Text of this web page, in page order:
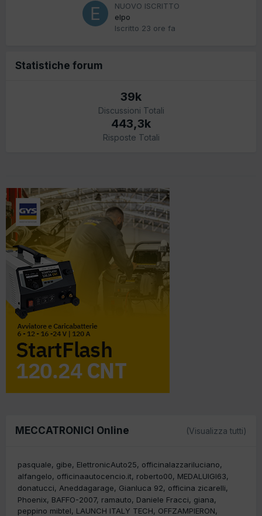
NUOVO ISCRITTO
elpo
Iscritto 23 ore fa
Statistiche forum
39k
Discussioni Totali
443,3k
Risposte Totali
MECCATRONICI Online (Visualizza tutti)
pasquale gibe ElettronicAuto25
officinalazzariluciano
alfangelo
officinaautocencio.it roberto00
MEDALUIGI63
donatucci
Aneddagarage Gianluca 92
officina zicarelli
Phoenix
BAFFO-2007 ramauto Daniele Fracci
giana
peppino mibtel
LAUNCH ITALY TECH
OFFZAMPIERON